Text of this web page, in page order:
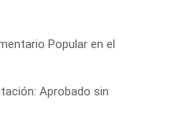
Popular en el
Aprobado sin